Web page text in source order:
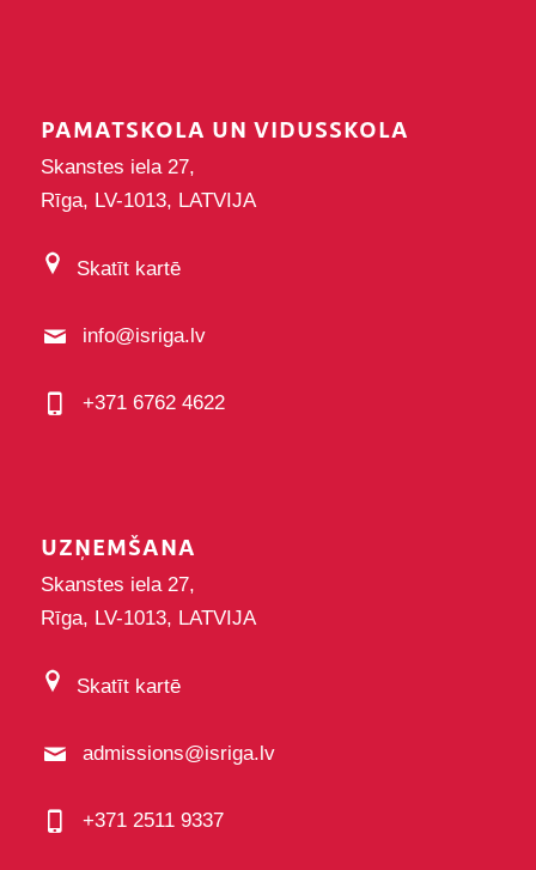
PAMATSKOLA UN VIDUSSKOLA
Skanstes iela 27,
Rīga, LV-1013, LATVIJA
Skatīt kartē
info@isriga.lv
+371 6762 4622
UZŅEMŠANA
Skanstes iela 27,
Rīga, LV-1013, LATVIJA
Skatīt kartē
admissions@isriga.lv
+371 2511 9337